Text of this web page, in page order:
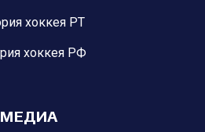
хоккея РТ
хоккея РФ
МЕДИА